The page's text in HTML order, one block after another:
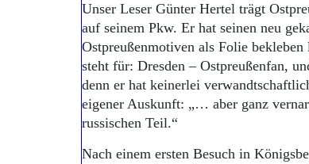
Abonnent werden
Abo Prämien
Archiv
Mediadaten
Unser Leser Günter Hertel trägt
auf seinem Pkw. Er hat seinen neu
Ostpreußenmotiven als Folie
steht für: Dresden – Ostpreußenfan,
denn er hat keinerlei
eigener Auskunft: „… aber ganz
russischen Teil.“
Nach einem ersten Besuch in